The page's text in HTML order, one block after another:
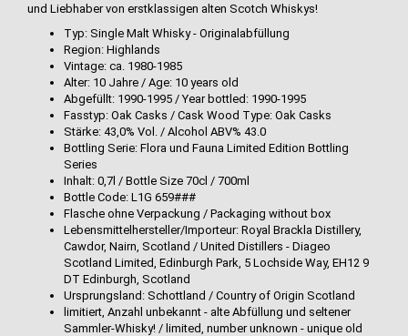
und Liebhaber von erstklassigen alten Scotch Whiskys!
Typ: Single Malt Whisky - Originalabfüllung
Region: Highlands
Vintage: ca. 1980-1985
Alter: 10 Jahre / Age: 10 years old
Abgefüllt: 1990-1995 / Year bottled: 1990-1995
Fasstyp: Oak Casks / Cask Wood Type: Oak Casks
Stärke: 43,0% Vol. / Alcohol ABV% 43.0
Bottling Serie: Flora und Fauna Limited Edition Bottling
Series
Inhalt: 0,7l / Bottle Size 70cl / 700ml
Bottle Code: L1G 659###
Flasche ohne Verpackung / Packaging without box
Lebensmittelhersteller/Importeur: Royal Brackla Distillery,
Cawdor, Nairn, Scotland / United Distillers - Diageo
Scotland Limited, Edinburgh Park, 5 Lochside Way, EH12 9
DT Edinburgh, Scotland
Ursprungsland: Schottland / Country of Origin Scotland
limitiert, Anzahl unbekannt - alte Abfüllung und seltener
Sammler-Whisky! / limited, number unknown - unique old